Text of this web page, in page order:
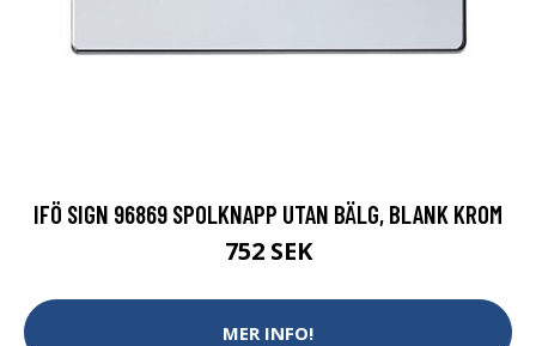
IFÖ SIGN 96869 SPOLKNAPP UTAN BÄLG, BLANK KROM
752 SEK
MER INFO!